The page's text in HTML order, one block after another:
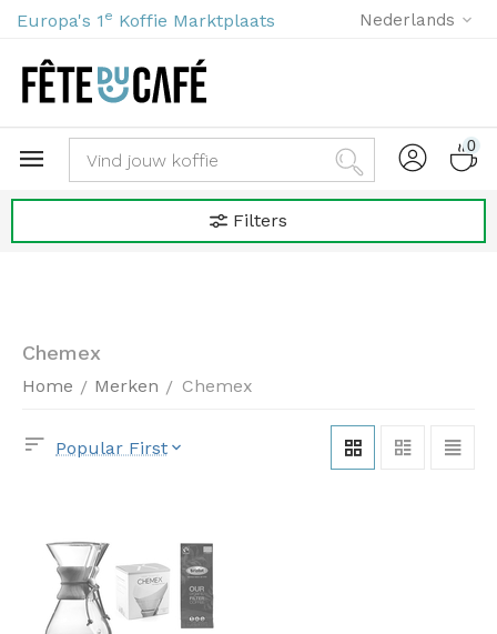
Europa's 1 e Koffie Marktplaats Nederlands
0
Filters
Chemex
Home / Merken / Chemex
Popular First